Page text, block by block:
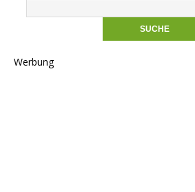
Werbung